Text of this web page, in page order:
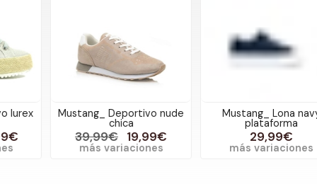
Mustang_ Deportivo nude
chica
39,99€ 19,99€
más variaciones
Mustang_ Lona navy
plataforma
29,99€
más variaciones